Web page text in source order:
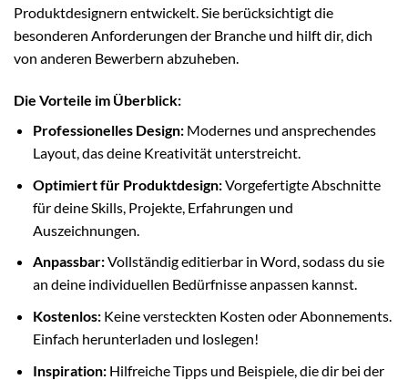
Produktdesignern entwickelt. Sie berücksichtigt die
besonderen Anforderungen der Branche und hilft dir, dich
von anderen Bewerbern abzuheben.
Die Vorteile im Überblick:
Professionelles Design:Modernes und ansprechendes
Layout, das deine Kreativität unterstreicht.
Optimiert für Produktdesign:Vorgefertigte Abschnitte
für deine Skills, Projekte, Erfahrungen und
Auszeichnungen.
Anpassbar:Vollständig editierbar in Word, sodass du sie
an deine individuellen Bedürfnisse anpassen kannst.
Kostenlos:Keine versteckten Kosten oder Abonnements.
Einfach herunterladen und loslegen!
Inspiration:Hilfreiche Tipps und Beispiele, die dir bei der